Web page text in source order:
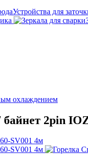
Устройства для
охлаждением
2pin